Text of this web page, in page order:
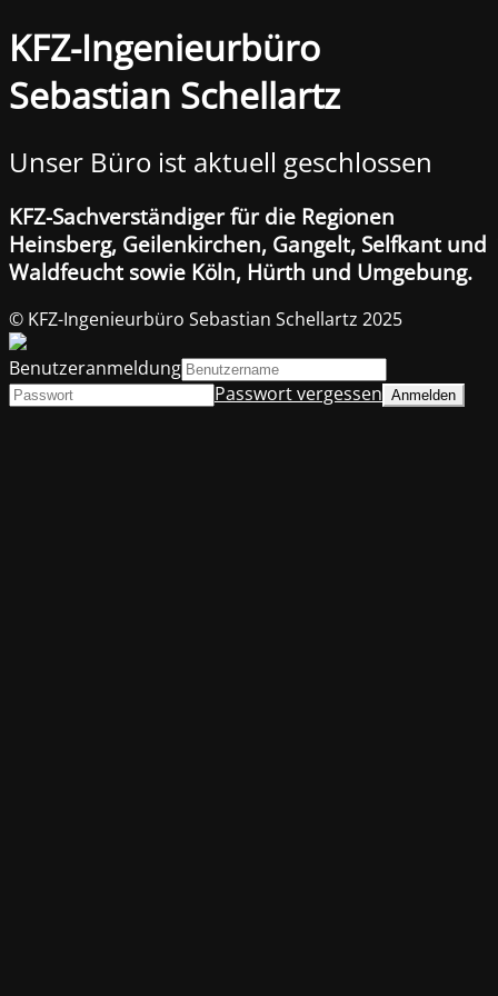
KFZ-Ingenieurbüro
Sebastian Schellartz
Unser Büro ist aktuell geschlossen
KFZ-Sachverständiger für die Regionen
Heinsberg, Geilenkirchen, Gangelt, Selfkant und
Waldfeucht sowie Köln, Hürth und Umgebung.
© KFZ-Ingenieurbüro Sebastian Schellartz 2025
Benutzeranmeldung
Passwort vergessen